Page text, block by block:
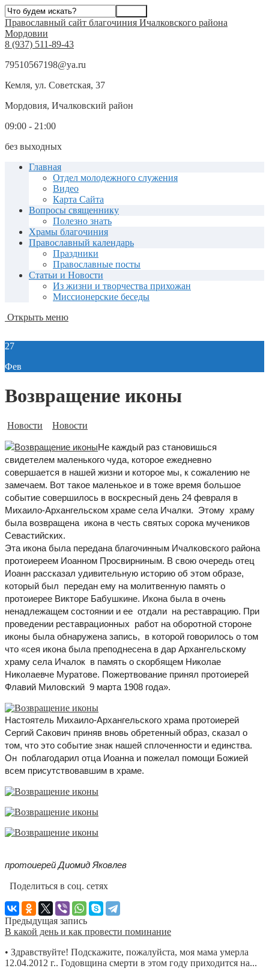
Православный сайт благочиния Ичалковского района
Мордовии
8 (937) 511-89-43
79510567198@ya.ru
Кемля, ул. Советская, 37
Мордовия, Ичалковский район
09:00 - 21:00
без выходных
Главная
Отдел молодежного служения
Видео
Карта Сайта
Вопросы священнику
Полезно знать
Храмы благочиния
Православный календарь
Праздники
Православные посты
Статьи и Новости
Из жизни и творчества прихожан
Миссионерские беседы
Открыть меню
27
Фев
Возвращение иконы
Новости Новости
Не каждый раз становишься
свидетелем маленького чуда, которое ежедневно
совершается в нашей жизни и которое мы, к сожалению не
замечаем. Вот такое маленькое и в тоже время большое
событие совершилось в воскресный день 24 февраля в
Михаило-Архангельском храме села Ичалки. Этому храму
была возвращена икона в честь святых сорока мучеников
Севастийских.
Эта икона была передана благочинным Ичалковского района
протоиереем Иоанном Просвирниным. В свою очередь отец
Иоанн рассказал удивительную историю об этом образе,
который был передан ему на молитвенную память о
протоиерее Викторе Бабушкине. Икона была в очень
ненадлежащем состоянии и ее отдали на реставрацию. При
проведении реставрационных работ на оборотной стороне
иконы была обнаружена запись, в которой говорилось о том
что «сея икона была преподнесена в дар Архангельскому
храму села Ичалок в память о скорбящем Николае
Николаевче Муратове. Пожертвование принял протоиерей
Флавий Миловский 9 марта 1908 года».
Настоятель Михаило-Архангельского храма протоиерей
Сергий Сакович приняв вновь обретенный образ, сказал о
том, что это событие знак нашей сплоченности и единства.
Он поблагодарил отца Иоанна и пожелал помощи Божией
всем присутствовавшим в храме.
протоиерей Диомид Яковлев
Поделиться в соц. сетях
Предыдущая запись
В какой день и как провести поминание
• Здравствуйте! Подскажите, пожалуйста, моя мама умерла
12.04.2012 г.. Годовщина смерти в этом году приходится на...